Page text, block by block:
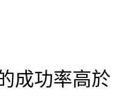
成功率高於